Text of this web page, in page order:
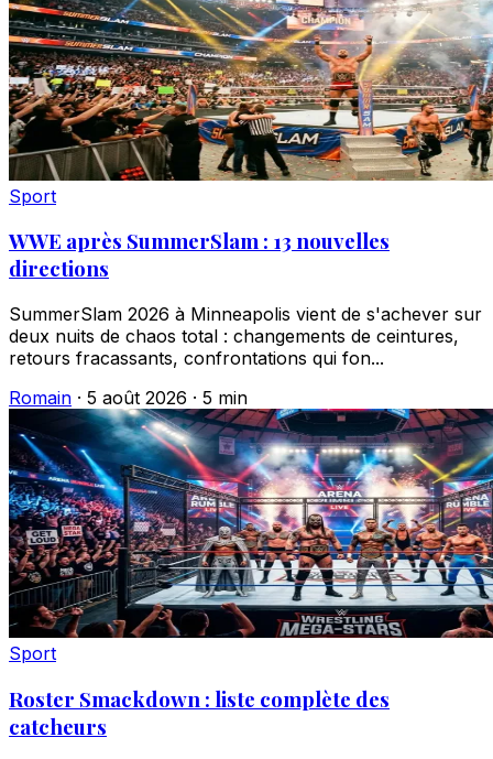
Sport
WWE après SummerSlam : 13 nouvelles
directions
SummerSlam 2026 à Minneapolis vient de s'achever sur
deux nuits de chaos total : changements de ceintures,
retours fracassants, confrontations qui fon...
Romain · 5 août 2026 · 5 min
Sport
Roster Smackdown : liste complète des
catcheurs